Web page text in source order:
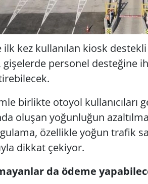
ilk kez kullanılan kiosk
gişelerde personel desteğine
birlikte otoyol kullanıcıları
oluşan yoğunluğun
özellikle yoğun trafik
dikkat çekiyor.
da ödeme